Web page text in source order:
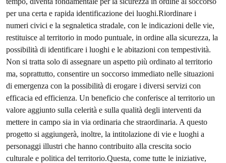
per una certa e rapida identificazione dei luoghi.Riordinare i
numeri civici e la segnaletica stradale, con le indicazioni delle vie,
restituisce al territorio in modo puntuale, in ordine alla sicurezza, la
possibilità di identificare i luoghi e le abitazioni con tempestività.
Non si tratta solo di assegnare un aspetto più ordinato al territorio
ma, soprattutto, consentire un soccorso immediato nelle situazioni
di emergenza con la possibilità di erogare i diversi servizi con
efficacia ed efficienza. Un beneficio che conferisce al territorio un
valore aggiunto sulla celerità e sulla qualità degli interventi da
mettere in campo sia in via ordinaria che straordinaria. A questo
progetto si aggiungerà, inoltre, la intitolazione di vie e luoghi a
personaggi illustri che hanno contribuito alla crescita socio
culturale e politica del territorio.Questa, come tutte le iniziative,